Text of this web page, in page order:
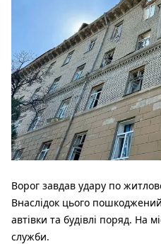
Ворог завдав удару по
Внаслідок цього
автівки та будівлі поряд. На
служби.